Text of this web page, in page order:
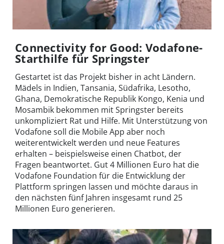
Connectivity for Good: Vodafone-
Starthilfe für Springster
Gestartet ist das Projekt bisher in acht Ländern.
Mädels in Indien, Tansania, Südafrika, Lesotho,
Ghana, Demokratische Republik Kongo, Kenia und
Mosambik bekommen mit Springster bereits
unkompliziert Rat und Hilfe. Mit Unterstützung von
Vodafone soll die Mobile App aber noch
weiterentwickelt werden und neue Features
erhalten – beispielsweise einen Chatbot, der
Fragen beantwortet. Gut 4 Millionen Euro hat die
Vodafone Foundation für die Entwicklung der
Plattform springen lassen und möchte daraus in
den nächsten fünf Jahren insgesamt rund 25
Millionen Euro generieren.